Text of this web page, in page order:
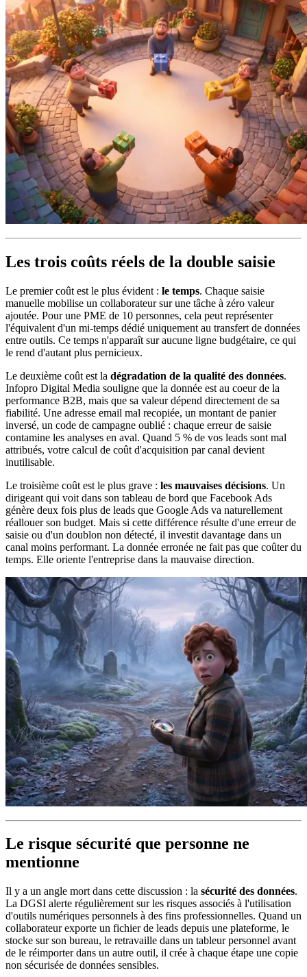
Les trois coûts réels de la double saisie
Le premier coût est le plus évident : le temps. Chaque saisie
manuelle mobilise un collaborateur sur une tâche à zéro valeur
ajoutée. Pour une PME de 10 personnes, cela peut représenter
l'équivalent d'un mi-temps dédié uniquement au transfert de données
entre outils. Ce temps n'apparaît sur aucune ligne budgétaire, ce qui
le rend d'autant plus pernicieux.
Le deuxième coût est la dégradation de la qualité des données.
Infopro Digital Media souligne que la donnée est au coeur de la
performance B2B, mais que sa valeur dépend directement de sa
fiabilité. Une adresse email mal recopiée, un montant de panier
inversé, un code de campagne oublié : chaque erreur de saisie
contamine les analyses en aval. Quand 5 % de vos leads sont mal
attribués, votre calcul de coût d'acquisition par canal devient
inutilisable.
Le troisième coût est le plus grave : les mauvaises décisions. Un
dirigeant qui voit dans son tableau de bord que Facebook Ads
génère deux fois plus de leads que Google Ads va naturellement
réallouer son budget. Mais si cette différence résulte d'une erreur de
saisie ou d'un doublon non détecté, il investit davantage dans un
canal moins performant. La donnée erronée ne fait pas que coûter du
temps. Elle oriente l'entreprise dans la mauvaise direction.
Le risque sécurité que personne ne
mentionne
Il y a un angle mort dans cette discussion : la sécurité des données.
La DGSI alerte régulièrement sur les risques associés à l'utilisation
d'outils numériques personnels à des fins professionnelles. Quand un
collaborateur exporte un fichier de leads depuis une plateforme, le
stocke sur son bureau, le retravaille dans un tableur personnel avant
de le réimporter dans un autre outil, il crée à chaque étape une copie
non sécurisée de données sensibles.